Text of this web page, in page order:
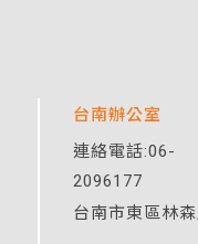
台南辦公室
連絡電話:06-
2096177
台南市東區林